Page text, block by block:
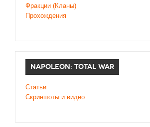
Фракции (Кланы)
Прохождения
NAPOLEON: TOTAL WAR
Статьи
Скриншоты и видео